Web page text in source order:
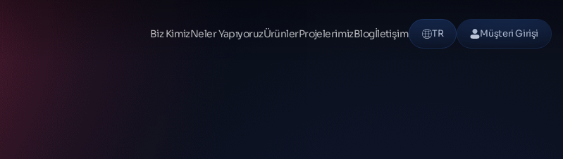
Biz KimizNeler YapıyoruzÜrünlerProjelerimizBlogİletişim TR Müşteri Girişi
Web Tasarım Projelerimiz